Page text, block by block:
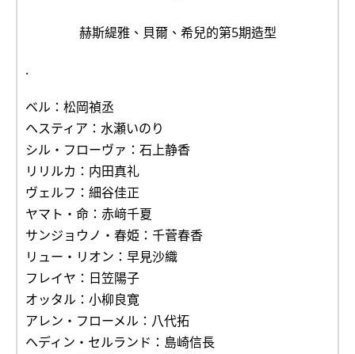
赫斯緹雅、貝爾、希兒的第5期造型
.
ベル：松岡禎丞
ヘスティア：水瀬いのり
シル・フローヴァ：石上静香
リリルカ：内田真礼
ヴェルフ：細谷佳正
ヤマト・命：赤﨑千夏
サンジョウノ・春姫：千菅春香
リュー・リオン：早見沙織
フレイヤ：日笠陽子
オッタル：小柳良寛
アレン・フローメル：八代拓
ヘディン・セルランド：島崎信長